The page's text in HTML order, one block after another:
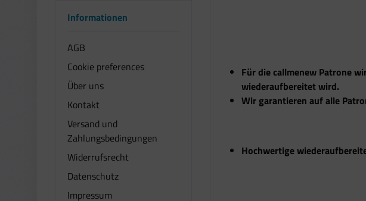
Informationen
AGB
Cookie preferences
Über uns
Kontakt
Versand und
Zahlungsbedingungen
Widerrufsrecht
Datenschutz
Impressum
Für die callmenew Patrone
wiederaufbereitet wird.
Wir garantieren auf alle
Hochwertige